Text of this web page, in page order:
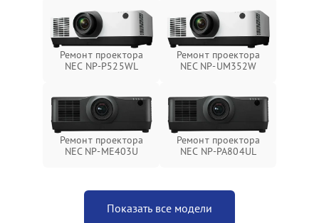
Ремонт проектора
NEC NP-P525WL
Ремонт проектора
NEC NP-UM352W
Ремонт проектора
NEC NP-ME403U
Ремонт проектора
NEC NP-PA804UL
Показать все модели